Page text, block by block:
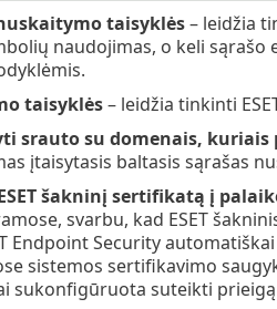
taisyklės– leidžia
naudojimas, o keli
taisyklės– leidžia tinkinti
srauto su domenais, kuriais
įtaisytasis baltasis sąrašas
šakninį sertifikatą į
svarbu, kad ESET
Endpoint Security
sistemos sertifikavimo
sukonfigūruota suteikti